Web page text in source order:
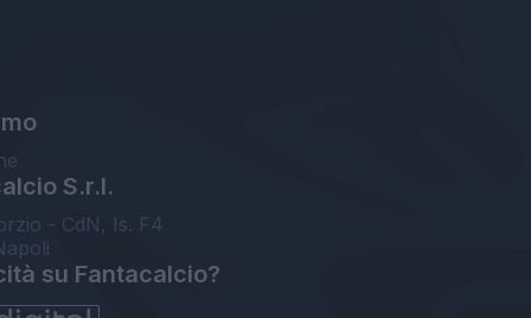
S.r.l.
- CdN, Is. F4
su Fantacalcio?